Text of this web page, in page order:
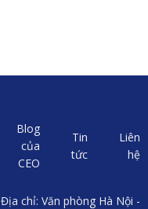
Blog
của
CEO
Tin
tức
Liên
hệ
Địa chỉ: Văn phòng Hà Nội -